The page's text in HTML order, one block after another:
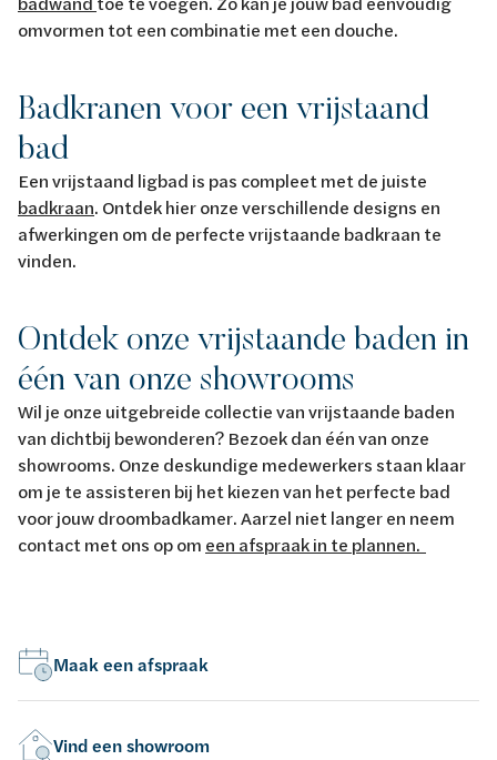
omvormen tot een combinatie met een douche.
Badkranen voor een vrijstaand
bad
Een vrijstaand ligbad is pas compleet met de juiste
badkraan. Ontdek hier onze verschillende designs en
afwerkingen om de perfecte vrijstaande badkraan te
vinden.
Ontdek onze vrijstaande baden in
één van onze showrooms
Wil je onze uitgebreide collectie van vrijstaande baden
van dichtbij bewonderen? Bezoek dan één van onze
showrooms. Onze deskundige medewerkers staan klaar
om je te assisteren bij het kiezen van het perfecte bad
voor jouw droombadkamer. Aarzel niet langer en neem
contact met ons op om een afspraak in te plannen.
Maak een afspraak
Vind een showroom